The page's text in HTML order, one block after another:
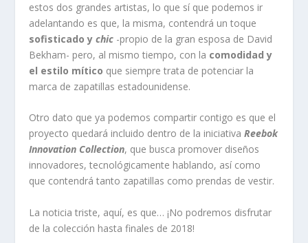
estos dos grandes artistas, lo que sí que podemos ir
adelantando es que, la misma, contendrá un toque
sofisticado ychic -propio de la gran esposa de David
Bekham- pero, al mismo tiempo, con la comodidad y
el estilo mítico que siempre trata de potenciar la
marca de zapatillas estadounidense.
Otro dato que ya podemos compartir contigo es que el
proyecto quedará incluido dentro de la iniciativaReebok
Innovation Collection, que busca promover diseños
innovadores, tecnológicamente hablando, así como
que contendrá tanto zapatillas como prendas de vestir.
La noticia triste, aquí, es que… ¡No podremos disfrutar
de la colección hasta finales de 2018!